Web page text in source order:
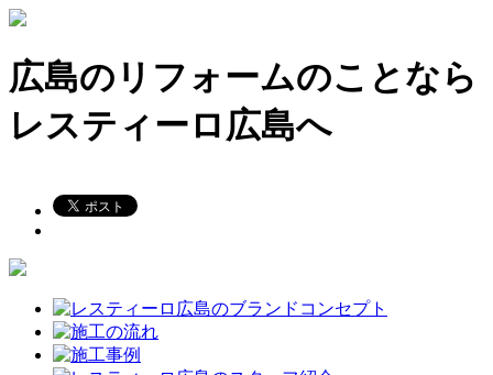
広島のリフォームのことなら
レスティーロ広島へ